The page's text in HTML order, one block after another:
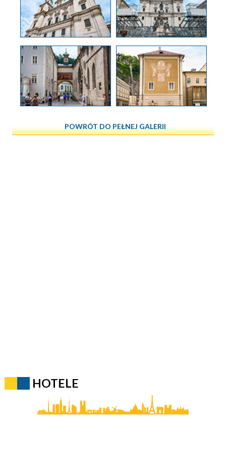
POWRÓT DO PEŁNEJ GALERII
HOTELE